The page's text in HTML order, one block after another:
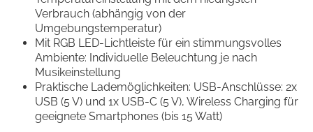
Verbrauch (abhängig von der
Umgebungstemperatur)
Mit RGB LED-Lichtleiste für ein stimmungsvolles
Ambiente: Individuelle Beleuchtung je nach
Musikeinstellung
Praktische Lademöglichkeiten: USB-Anschlüsse: 2x
USB (5 V) und 1x USB-C (5 V), Wireless Charging für
geeignete Smartphones (bis 15 Watt)